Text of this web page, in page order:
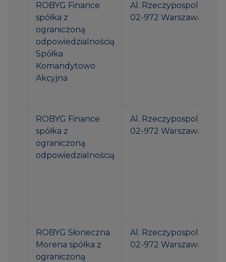
ROBYG Finance
spółka z
ograniczoną
odpowiedzialnością
Spółka
Komandytowo
Akcyjna
Al. Rzeczypospolitej 1
02-972 Warszawa
ROBYG Finance
spółka z
ograniczoną
odpowiedzialnością
Al. Rzeczypospolitej 1
02-972 Warszawa
ROBYG Słoneczna
Morena spółka z
ograniczoną
Al. Rzeczypospolitej 1
02-972 Warszawa